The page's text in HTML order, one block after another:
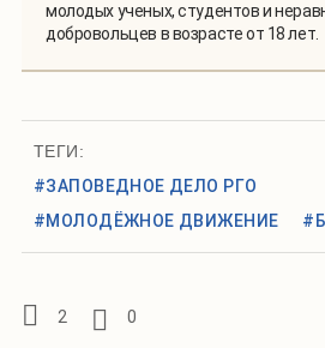
молодых ученых, студентов и
добровольцев в возрасте от 18 лет.
ТЕГИ:
#ЗАПОВЕДНОЕ ДЕЛО РГО
#МОЛОДЁЖНОЕ ДВИЖЕНИЕ
2 0